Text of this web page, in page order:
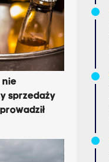
nie
sprzedaży